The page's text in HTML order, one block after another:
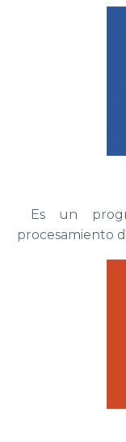
Es un
procesamiento